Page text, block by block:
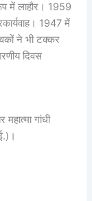
में लाहौर। 1959
1947 में
ने भी टक्कर
दिवस
गांधी